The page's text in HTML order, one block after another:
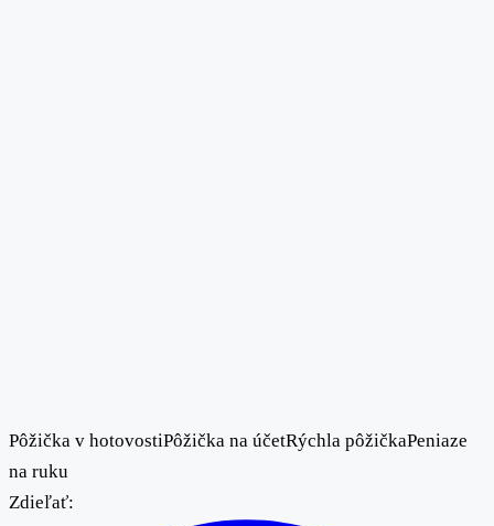
Pôžička v hotovostiPôžička na účetRýchla pôžičkaPeniaze
na ruku
Zdieľať: